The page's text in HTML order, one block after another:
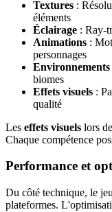
Textures :
éléments
Éclairage : Ray-
Animations :
personnages
Environnements
biomes
Effets visuels :
qualité
Les effets visuels lors
Chaque compétence
Performance et
Du côté technique, le
plateformes.